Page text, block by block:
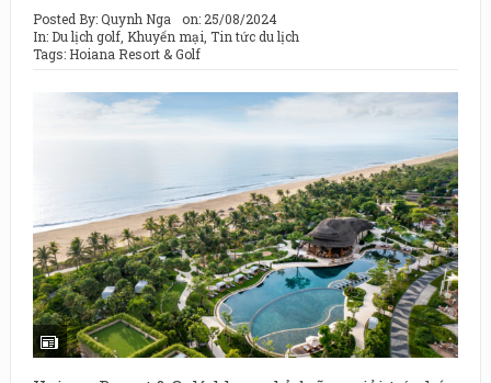
Posted By:Quynh Nga on: 25/08/2024
In: Du lịch golf, Khuyến mại Tin tức du lịch
Tags: Hoiana Resort & Golf